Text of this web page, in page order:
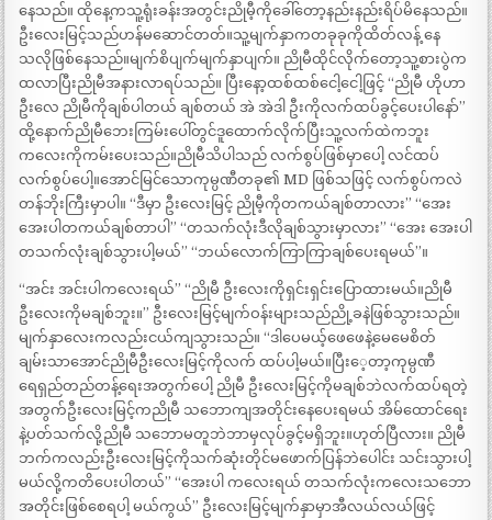
နေသည်။ ထိုနေ့ကသူ့ရုံးခန်းအတွင်းညိုမီ့ကိုခေါ်တော့နည်းနည်းရိပ်မိနေသည်။
ဦးလေးမြင့်သည်ဟန်မဆောင်တတ်။သူ့မျက်နှာကတခုခုကိုထိတ်လန့် နေ
သလိုဖြစ်နေသည်။မျက်စိပျက်မျက်နှာပျက်။ ညိုမီထိုင်လိုက်တော့သူ့စားပွဲက
ထလာပြီးညိုမီအနားလာရပ်သည်။ ပြီးနော့ထစ်ထစ်ငေါ့ငေါ့ဖြင့် “ညိုမီ ဟိုဟာ
ဦးလေ ညိုမီကိုချစ်ပါတယ် ချစ်တယ် အဲ အဲဒါ ဦးကိုလက်ထပ်ခွင့်ပေးပါနော်”
ထို့နောက်ညိုမီဘေးကြမ်းပေါ်တွင်ဒူထောက်လိုက်ပြီးသူ့လက်ထဲကဘူး
ကလေးကိုကမ်းပေးသည်။ညိုမီသိပါသည် လက်စွပ်ဖြစ်မှာပေါ့ လင်ထပ်
လက်စွပ်ပေါ့။အောင်မြင်သောကုမ္ပဏီတခု၏ MD ဖြစ်သဖြင့် လက်စွပ်ကလဲ
တန်ဘိုးကြီးမှာပါ။ “ဒီမှာ ဦးလေးမြင့် ညိုမီ့ကိုတကယ်ချစ်တာလား” “အေး
အေးပါတကယ်ချစ်တာပါ” “တသက်လုံးဒီလိုချစ်သွားမှာလား” “အေး အေးပါ
တသက်လုံးချစ်သွားပါ့မယ်” “ဘယ်လောက်ကြာကြာချစ်ပေးရမယ်”။
“အင်း အင်းပါကလေးရယ်” “ညိုမီ ဦးလေးကိုရှင်းရှင်းပြောထားမယ်။ညိုမီ
ဦးလေးကိုမချစ်ဘူး။” ဦးလေးမြင့်မျက်ဝန်းများသည်ညို့ခနဲဖြစ်သွားသည်။
မျက်နှာလေးကလည်းငယ်ကျသွားသည်။ “ဒါပေမယ့်ဖေဖေနဲ့မေမေစိတ်
ချမ်းသာအောင်ညိုမီဦးလေးမြင့်ကိုလက် ထပ်ပါ့မယ်။ပြီးေ့တာ့ကုမ္ပဏီ
ရေရှည်တည်တန့်ရေးအတွက်ပေါ့ ညိုမီ ဦးလေးမြင့်ကိုမချစ်ဘဲလက်ထပ်ရတဲ့
အတွက်ဦးလေးမြင့်ကညိုမီ သဘောကျအတိုင်းနေပေးရမယ် အိမ်ထောင်ရေး
နဲ့ပတ်သက်လို့ညိုမီ သဘောမတူဘဲဘာမှလုပ်ခွင့်မရှိဘူး။ဟုတ်ပြီလား။ ညိုမီ
ဘက်ကလည်းဦးလေးမြင့်ကိုသက်ဆုံးတိုင်မဖောက်ပြန်ဘဲပေါင်း သင်းသွားပါ့
မယ်လို့ကတိပေးပါတယ်” “အေးပါ ကလေးရယ် တသက်လုံးကလေးသဘော
အတိုင်းဖြစ်စေရပါ့ မယ်ကွယ်” ဦးလေးမြင့်မျက်နှာမှာအီလယ်လယ်ဖြင့်